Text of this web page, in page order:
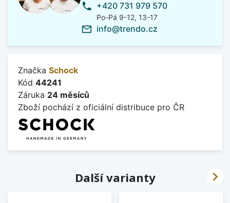
phone +420 731 979 570
Po-Pá 9-12, 13-17
mail_outline info@trendo.cz
Značka Schock
Kód 44241
Záruka 24 měsíců
Zboží pochází z oficiální distribuce pro ČR
Další varianty 